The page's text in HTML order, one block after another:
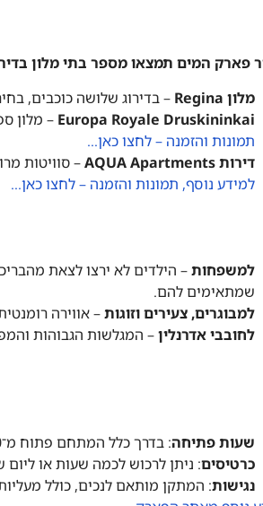
פארק המים תמצאו מספר בתי מלון
מלון Regina
– בדירוג שלושה כוכבים,
Europa Royale Druskininkai – מלון
תמונות והזמנה – לחצו כאן…
דירות AQUA Apartments
– סוויטות
למידע נוסף, תמונות והזמנה – לחצו כאן…
למשפחות– הילדים לא ירצו לצאת
שמתאימים להם.
למבוגרים, צעירים וזוגות– אווירה
לחובבי אדרנלין– המגלשות הגבוהות
שעות פתיחה: בדרך כלל המתחם פתוח מ־10 בבוקר עד שעות הערב המאוחרות (אנא בידקו שעות פתיחה מעודכנות לפני הגעתכם).
כרטיסים: ניתן לרכוש לכמה שעות או
נגישות: המתקן מותאם לנכים, כולל